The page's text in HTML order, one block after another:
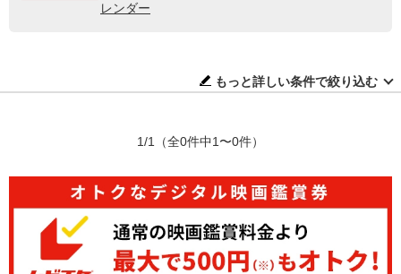
レンダー
もっと詳しい条件で絞り込む
1/1 （全0件中1〜0件）